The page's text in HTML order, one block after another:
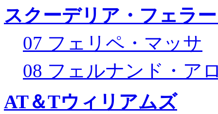
スクーデリア・フェラ
07 フェリペ・マッサ
08 フェルナンド・ア
AT＆Tウィリアムズ